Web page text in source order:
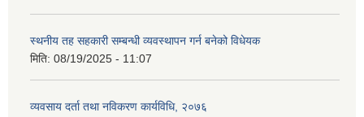
स्थनीय तह सहकारी सम्बन्धी व्यवस्थापन गर्न बनेको विधेयक
मिति: 08/19/2025 - 11:07
व्यवसाय दर्ता तथा नविकरण कार्यविधि, २०७६